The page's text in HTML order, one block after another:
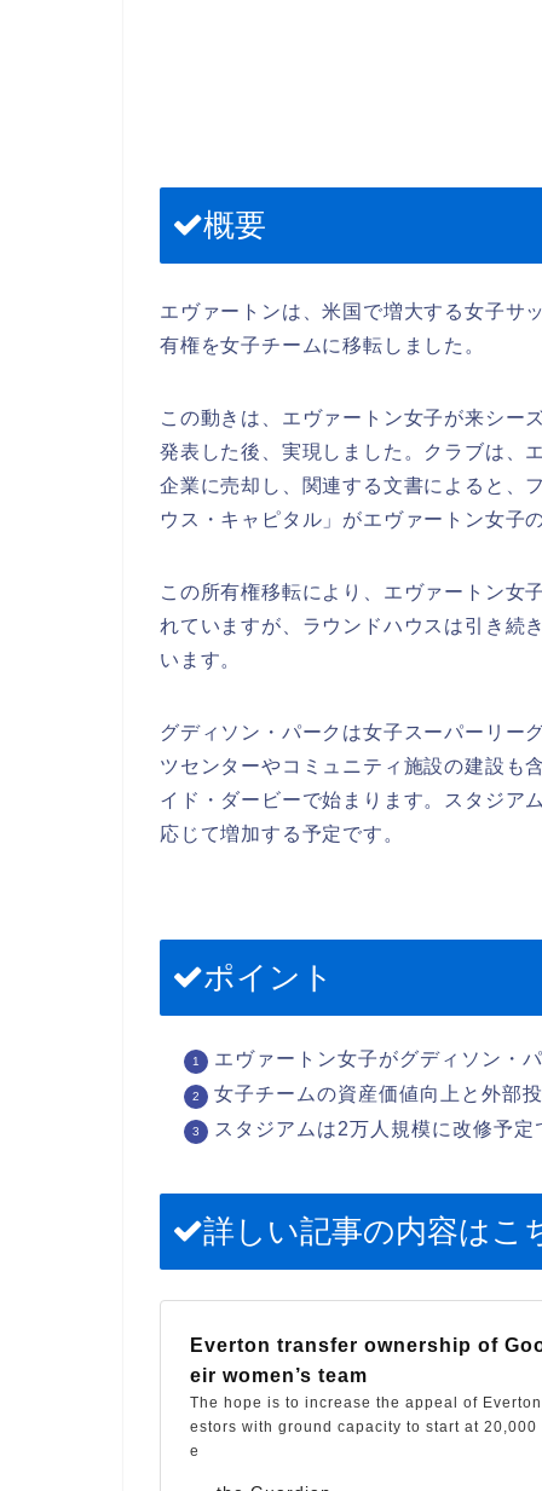
概要
エヴァートンは、米国で増大する女子サ
有権を女子チームに移転しました。
この動きは、エヴァートン女子が来シー
発表した後、実現しました。クラブは、
企業に売却し、関連する文書によると、
ウス・キャピタル」がエヴァートン女子
この所有権移転により、エヴァートン女
れていますが、ラウンドハウスは引き続
います。
グディソン・パークは女子スーパーリー
ツセンターやコミュニティ施設の建設も
イド・ダービーで始まります。スタジア
応じて増加する予定です。
ポイント
エヴァートン女子がグディソン・
女子チームの資産価値向上と外部
スタジアムは2万人規模に改修予
詳しい記事の内容はこ
Everton transfer ownership of
eir women’s team
The hope is to increase the appeal of
estors with ground capacity to start at
e